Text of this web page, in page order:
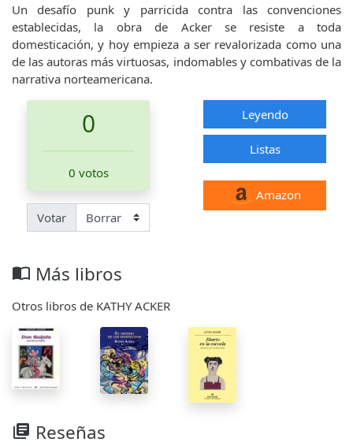
Un desafío punk y parricida contra las convenciones
establecidas, la obra de Acker se resiste a toda
domesticación, y hoy empieza a ser revalorizada como una
de las autoras más virtuosas, indomables y combativas de la
narrativa norteamericana.
0
0 votos
Votar
Leyendo
Listas
Amazon
import_contacts Más libros
Otros libros de KATHY ACKER
library_books Reseñas